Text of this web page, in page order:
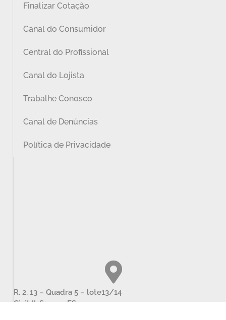
Finalizar Cotação
Canal do Consumidor
Central do Profissional
Canal do Lojista
Trabalhe Conosco
Canal de Denúncias
Política de Privacidade
R. 2, 13 – Quadra 5 – lote13/14
Civit II, Serra – ES